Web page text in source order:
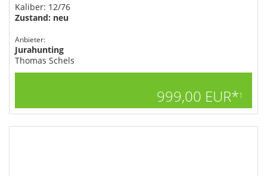
Kaliber: 12/76
Zustand: neu
Anbieter:
Jurahunting
Thomas Schels
999,00 EUR*1